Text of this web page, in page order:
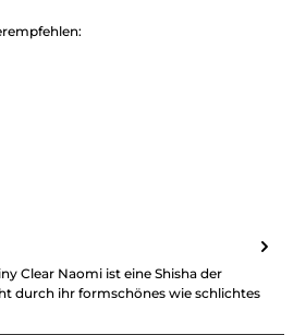
Clear Naomi ist eine Shisha der
durch ihr formschönes wie schlichtes